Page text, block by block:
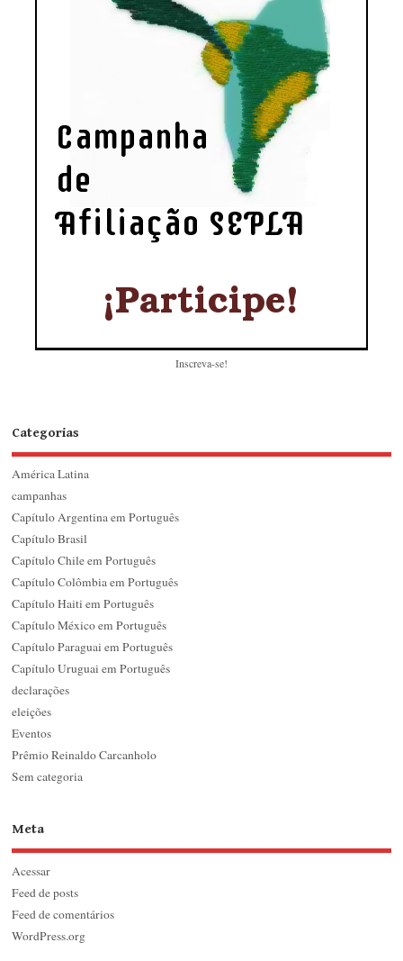
Inscreva-se!
Categorias
América Latina
campanhas
Capítulo Argentina em Português
Capítulo Brasil
Capítulo Chile em Português
Capítulo Colômbia em Português
Capítulo Haiti em Português
Capítulo México em Português
Capítulo Paraguai em Português
Capítulo Uruguai em Português
declarações
eleições
Eventos
Prêmio Reinaldo Carcanholo
Sem categoria
Meta
Acessar
Feed de posts
Feed de comentários
WordPress.org